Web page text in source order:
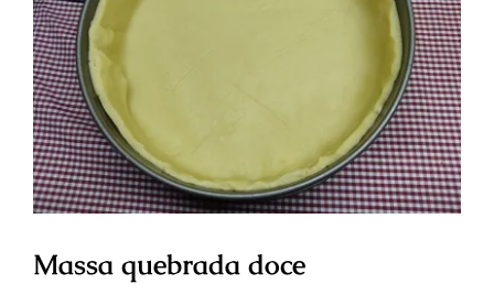
Blog
Contactos
Massa quebrada doce